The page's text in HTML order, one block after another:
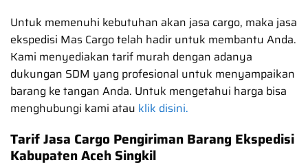
Untuk memenuhi kebutuhan akan jasa cargo, maka jasa
ekspedisi Mas Cargo telah hadir untuk membantu Anda.
Kami menyediakan tarif murah dengan adanya
dukungan SDM yang profesional untuk menyampaikan
barang ke tangan Anda. Untuk mengetahui harga bisa
menghubungi kami atau klik disini.
Tarif Jasa Cargo Pengiriman Barang Ekspedisi
Kabupaten Aceh Singkil